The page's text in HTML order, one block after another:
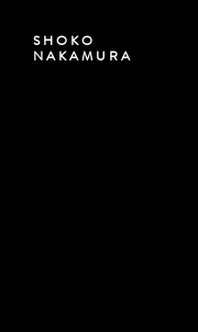
SHOKO
NAKAMURA